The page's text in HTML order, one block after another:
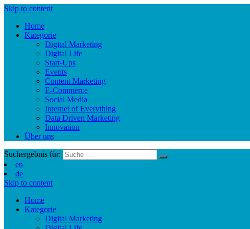
Skip to content
Home
Kategorie
Digital Marketing
Digital Life
Start-Ups
Events
Content Marketing
E-Commerce
Social Media
Internet of Everything
Data Driven Marketing
Innovation
Über uns
Suchergebnis für:
en
de
Skip to content
Home
Kategorie
Digital Marketing